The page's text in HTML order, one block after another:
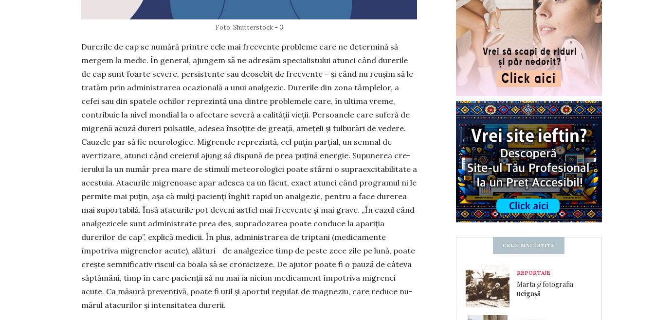
Foto: Shutterstock – 3
Durerile de cap se numără printre cele mai frecvente probleme care ne determină să
mer­gem la medic. În general, ajungem să ne adre­săm specialistului atunci când durerile
de cap sunt foarte severe, persistente sau deo­sebit de frecvente – și când nu reușim să le
tratăm prin administrarea ocazională a unui analgezic. Durerile din zona tâmplelor, a
cefei sau din spatele ochilor reprezintă una dintre proble­mele care, în ultima vreme,
contribuie la nivel mondial la o afectare severă a calității vieții. Persoanele care suferă de
migrenă acuză dureri pulsatile, adesea însoțite de greață, amețeli și tulburări de vedere.
Cauzele par să fie neurologice. Migrenele repre­zin­tă, cel puțin parțial, un semnal de
avertizare, atunci când creierul ajung să dispună de prea puțină energie. Supu­nerea cre­
ierului la un număr prea mare de stimuli meteo­rologici poate stârni o su­praexci­tabilitate a
acestuia. Atacurile mi­grenoase apar adesea ca un făcut, exact atunci când programul ni le
permite mai puțin, așa că mulți pa­cienți înghit rapid un analgezic, pentru a face durerea
mai supor­ta­bilă. Însă atacurile pot deveni astfel mai frec­vente și mai grave. „În cazul când
anal­gezicele sunt administrate prea des, supra­dozarea poa­te conduce la apariția
durerilor de cap”, ex­plică medicii. În plus, ad­ministrarea de triptani (medicamente
împotriva migrenelor acute), alături de analgezice timp de peste zece zile pe lună, poate
crește semni­ficativ riscul ca boala să se cronicizeze. De ajutor poate fi o pauză de câteva
săptămâni, timp în care pa­cienții să nu mai ia niciun medi­cament împo­triva migrenei
acute. Ca măsură preventivă, poate fi util și aportul regulat de magneziu, care reduce nu­
mărul atacurilor și intensitatea durerii.
CELE MAI CITITE
REPORTAJE
Martașifotografia
ucigașă